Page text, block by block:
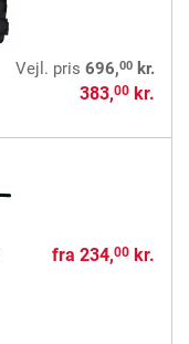
Vejl. pris 696,00kr.
383,00kr.
fra 234,00kr.